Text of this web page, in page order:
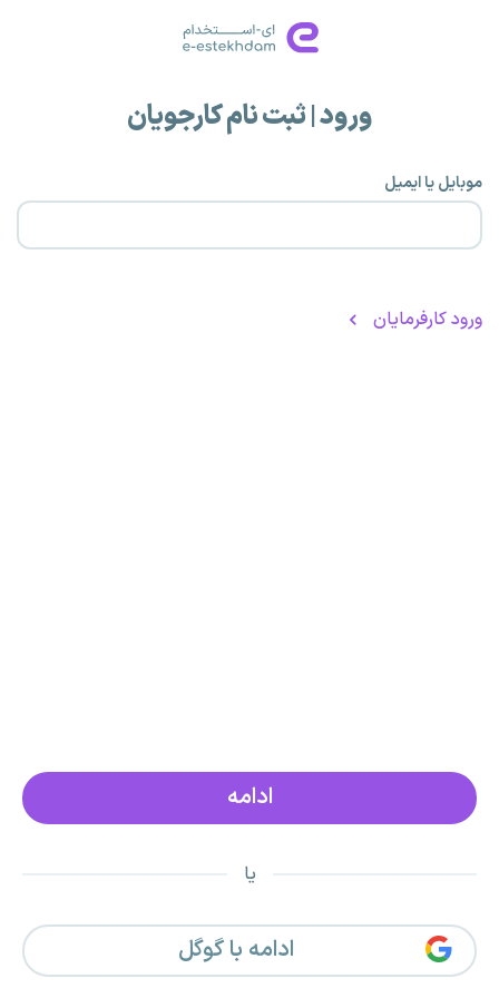
ورود | ثبت نام کارجویان
موبایل یا ایمیل
ورود کارفرمایان
یا
ادامه با گوگل